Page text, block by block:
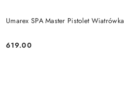
Umarex SPA Master Pistolet
Cena:
619.00